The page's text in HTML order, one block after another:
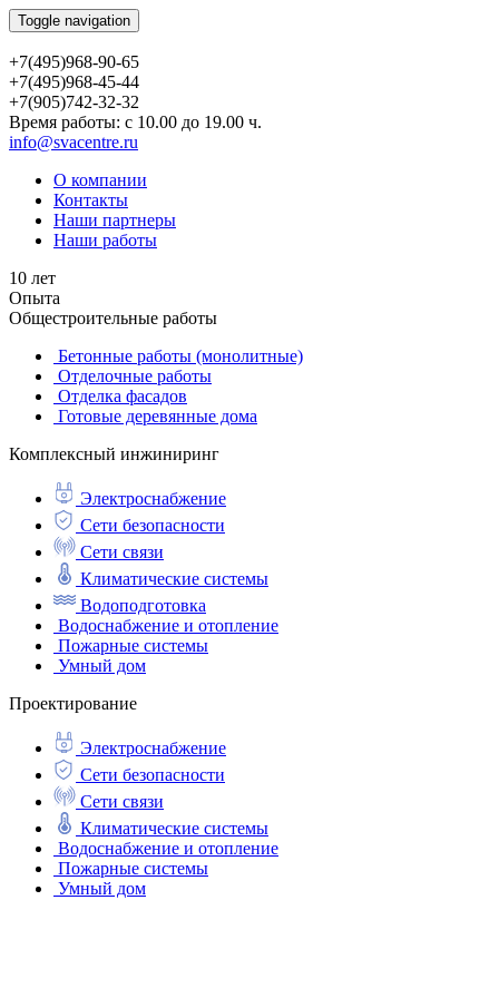
Toggle navigation
+7(495)968-90-65
+7(495)968-45-44
+7(905)742-32-32
Время работы: с 10.00 до 19.00 ч.
info@svacentre.ru
О компании
Контакты
Наши партнеры
Наши работы
10 лет
Опыта
Общестроительные работы
Бетонные работы (монолитные)
Отделочные работы
Отделка фасадов
Готовые деревянные дома
Комплексный инжиниринг
Электроснабжение
Сети безопасности
Сети связи
Климатические системы
Водоподготовка
Водоснабжение и отопление
Пожарные системы
Умный дом
Проектирование
Электроснабжение
Сети безопасности
Сети связи
Климатические системы
Водоснабжение и отопление
Пожарные системы
Умный дом